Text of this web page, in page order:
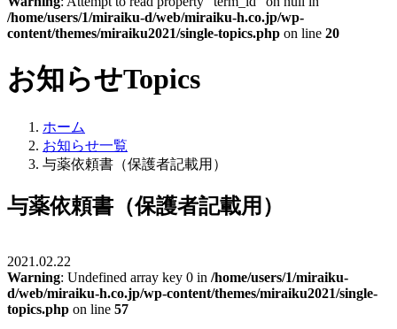
/home/users/1/miraiku-d/web/miraiku-h.co.jp/wp-
content/themes/miraiku2021/single-topics.php on line 20
お知らせTopics
ホーム
お知らせ一覧
与薬依頼書（保護者記載用）
与薬依頼書（保護者記載用）
2021.02.22
Warning: Undefined array key 0 in /home/users/1/miraiku-
d/web/miraiku-h.co.jp/wp-content/themes/miraiku2021/single-
topics.php on line 57